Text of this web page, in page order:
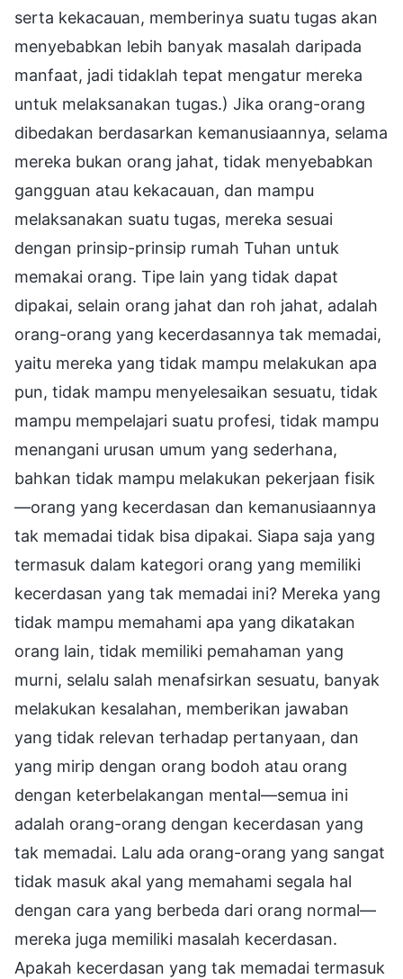
serta kekacauan, memberinya suatu tugas akan
menyebabkan lebih banyak masalah daripada
manfaat, jadi tidaklah tepat mengatur mereka
untuk melaksanakan tugas.) Jika orang-orang
dibedakan berdasarkan kemanusiaannya, selama
mereka bukan orang jahat, tidak menyebabkan
gangguan atau kekacauan, dan mampu
melaksanakan suatu tugas, mereka sesuai
dengan prinsip-prinsip rumah Tuhan untuk
memakai orang. Tipe lain yang tidak dapat
dipakai, selain orang jahat dan roh jahat, adalah
orang-orang yang kecerdasannya tak memadai,
yaitu mereka yang tidak mampu melakukan apa
pun, tidak mampu menyelesaikan sesuatu, tidak
mampu mempelajari suatu profesi, tidak mampu
menangani urusan umum yang sederhana,
bahkan tidak mampu melakukan pekerjaan fisik
—orang yang kecerdasan dan kemanusiaannya
tak memadai tidak bisa dipakai. Siapa saja yang
termasuk dalam kategori orang yang memiliki
kecerdasan yang tak memadai ini? Mereka yang
tidak mampu memahami apa yang dikatakan
orang lain, tidak memiliki pemahaman yang
murni, selalu salah menafsirkan sesuatu, banyak
melakukan kesalahan, memberikan jawaban
yang tidak relevan terhadap pertanyaan, dan
yang mirip dengan orang bodoh atau orang
dengan keterbelakangan mental—semua ini
adalah orang-orang dengan kecerdasan yang
tak memadai. Lalu ada orang-orang yang sangat
tidak masuk akal yang memahami segala hal
dengan cara yang berbeda dari orang normal—
mereka juga memiliki masalah kecerdasan.
Apakah kecerdasan yang tak memadai termasuk